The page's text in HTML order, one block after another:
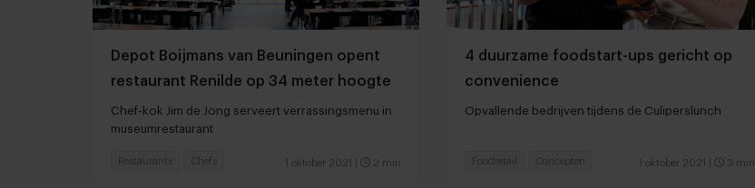
Depot Boijmans van Beuningen opent
restaurant Renilde op 34 meter hoogte
Chef-kok Jim de Jong serveert verrassingsmenu in
museumrestaurant
1 oktober 2021 2 min
Restaurants Chefs
4 duurzame foodstart-ups gericht op
convenience
Opvallende bedrijven tijdens de Culiperslunch
1 oktober 2021 3 min
Foodretail Concepten